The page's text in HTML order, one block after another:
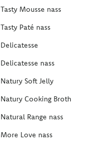
Tasty Mousse nass
Tasty Paté nass
Delicatesse
Delicatesse nass
Natury Soft Jelly
Natury Cooking Broth
Natural Range nass
More Love nass